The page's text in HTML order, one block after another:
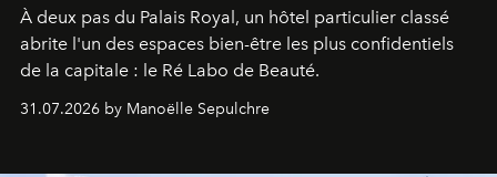
À deux pas du Palais Royal, un hôtel particulier classé
abrite l'un des espaces bien-être les plus confidentiels
de la capitale : le Ré Labo de Beauté.
31.07.2026 by Manoëlle Sepulchre